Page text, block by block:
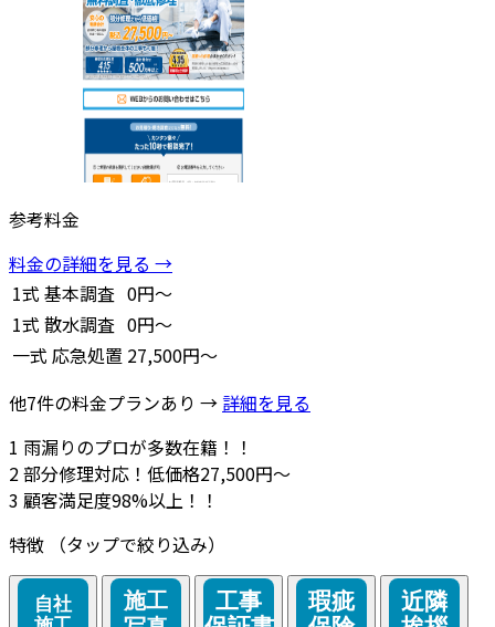
参考料金
料金の詳細を見る →
1式 基本調査 0円～
1式 散水調査 0円～
一式 応急処置 27,500円～
他7件の料金プランあり → 詳細を見る
1 雨漏りのプロが多数在籍！！
2部分修理対応！低価格27,500円～
3 顧客満足度98%以上！！
特徴
（タップで絞り込み）